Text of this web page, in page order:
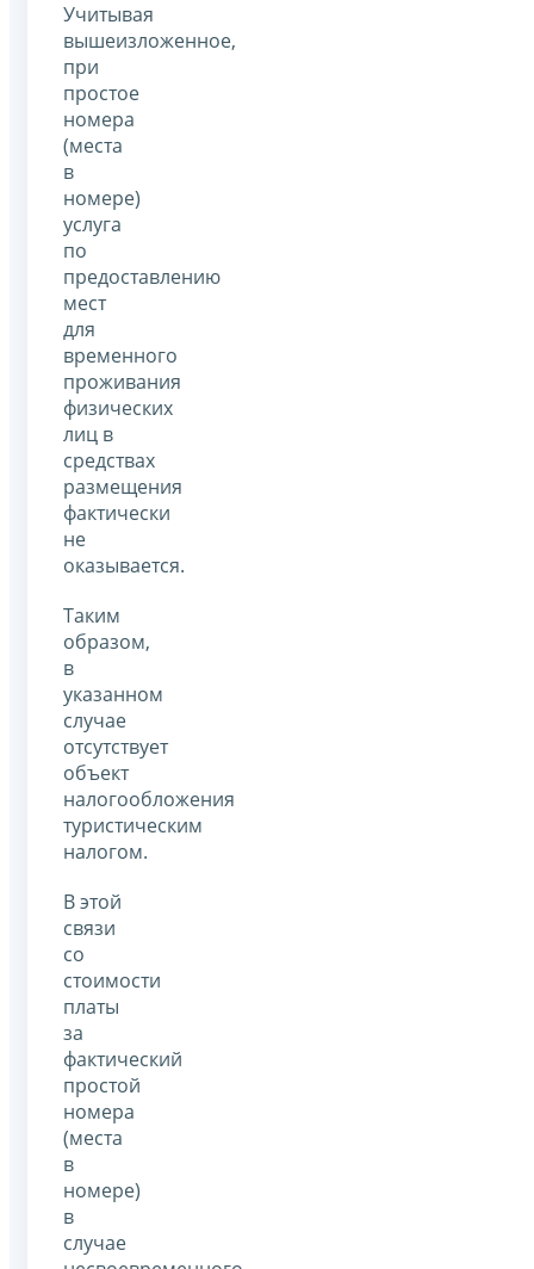
Учитывая
вышеизложенное,
при
простое
номера
(места
в
номере)
услуга
по
предоставлению
мест
для
временного
проживания
физических
лиц в
средствах
размещения
фактически
не
оказывается.
Таким
образом,
в
указанном
случае
отсутствует
объект
налогообложения
туристическим
налогом.
В этой
связи
со
стоимости
платы
за
фактический
простой
номера
(места
в
номере)
в
случае